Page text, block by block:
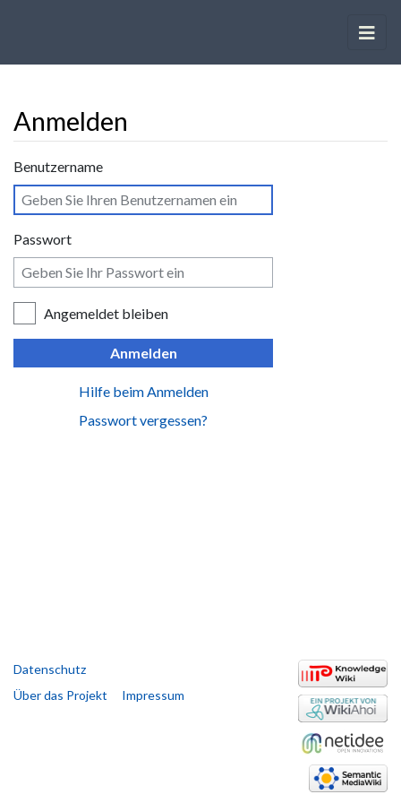
Anmelden
Wechseln zu:Navigation
Benutzername
Passwort
Angemeldet bleiben
Anmelden
Hilfe beim Anmelden
Passwort vergessen?
Datenschutz
Über das Projekt
Impressum